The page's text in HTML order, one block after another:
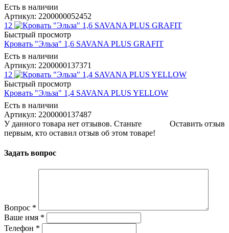
Есть в наличии
Артикул: 2200000052452
12
Быстрый просмотр
Кровать "Эльза" 1,6 SAVANA PLUS GRAFIT
Есть в наличии
Артикул: 2200000137371
12
Быстрый просмотр
Кровать "Эльза" 1,4 SAVANA PLUS YELLOW
Есть в наличии
Артикул: 2200000137487
Оставить отзыв
У данного товара нет отзывов. Станьте
первым, кто оставил отзыв об этом товаре!
Задать вопрос
Вопрос *
Ваше имя *
Телефон *